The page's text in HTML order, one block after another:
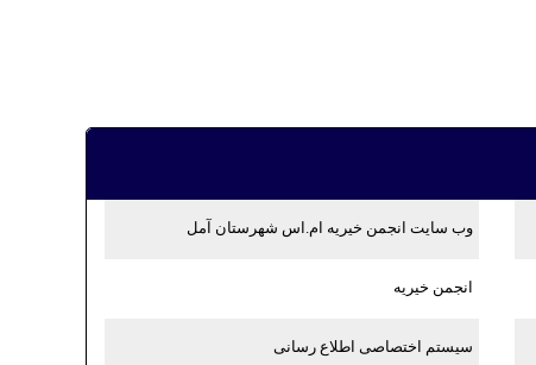
وب سایت انجمن خیریه ام.اس شهرستان آمل
انجمن خیریه
سیستم اختصاصی اطلاع رسانی